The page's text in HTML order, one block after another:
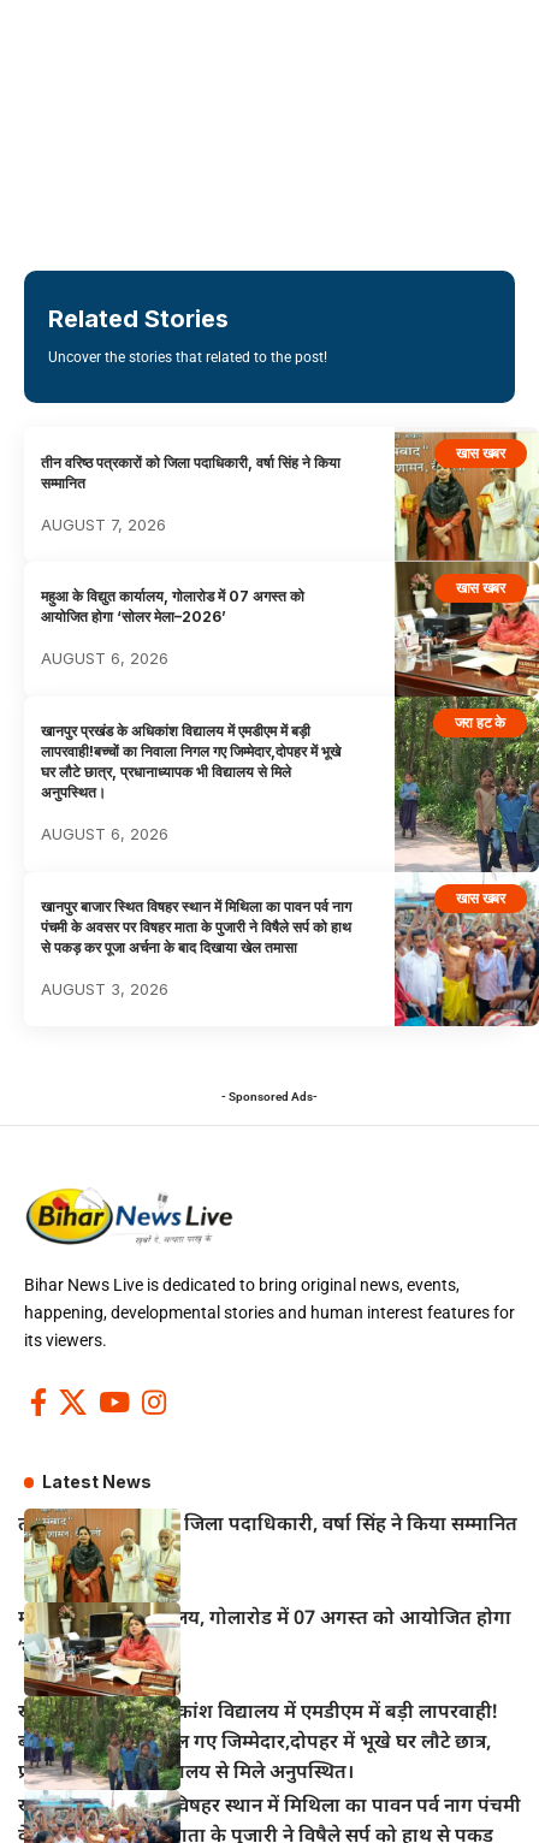
Related Stories
Uncover the stories that related to the post!
खास खबर
तीन वरिष्ठ पत्रकारों को जिला पदाधिकारी, वर्षा सिंह ने किया
सम्मानित
AUGUST 7, 2026
खास खबर
महुआ के विद्युत कार्यालय, गोलारोड में 07 अगस्त को
आयोजित होगा ‘सोलर मेला–2026’
AUGUST 6, 2026
जरा हट के
खानपुर प्रखंड के अधिकांश विद्यालय में एमडीएम में बड़ी
लापरवाही!बच्चों का निवाला निगल गए जिम्मेदार,दोपहर में भूखे
घर लौटे छात्र, प्रधानाध्यापक भी विद्यालय से मिले
अनुपस्थित।
AUGUST 6, 2026
खास खबर
खानपुर बाजार स्थित विषहर स्थान में मिथिला का पावन पर्व नाग
पंचमी के अवसर पर विषहर माता के पुजारी ने विषैले सर्प को हाथ
से पकड़ कर पूजा अर्चना के बाद दिखाया खेल तमासा
AUGUST 3, 2026
- Sponsored Ads-
Bihar News Live is dedicated to bring original news, events,
happening, developmental stories and human interest features for
its viewers.
Latest News
तीन वरिष्ठ पत्रकारों को जिला पदाधिकारी, वर्षा सिंह ने किया सम्मानित
महुआ के विद्युत कार्यालय, गोलारोड में 07 अगस्त को आयोजित होगा
‘सोलर मेला–2026’
खानपुर प्रखंड के अधिकांश विद्यालय में एमडीएम में बड़ी लापरवाही!
बच्चों का निवाला निगल गए जिम्मेदार,दोपहर में भूखे घर लौटे छात्र,
प्रधानाध्यापक भी विद्यालय से मिले अनुपस्थित।
खानपुर बाजार स्थित विषहर स्थान में मिथिला का पावन पर्व नाग पंचमी
के अवसर पर विषहर माता के पुजारी ने विषैले सर्प को हाथ से पकड़